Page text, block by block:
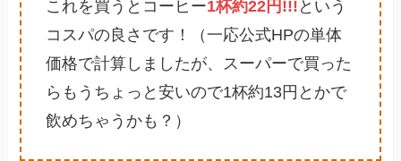
これを買うとコーヒー1杯約22円!!! という
コスパの良さです！（一応公式HPの単体
価格で計算しましたが、スーパーで買った
らもうちょっと安いので1杯約13円とかで
飲めちゃうかも？）